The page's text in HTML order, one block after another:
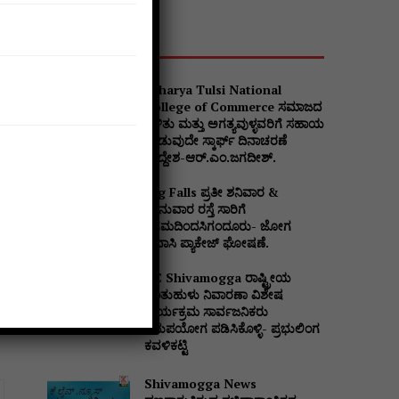
Acharya Tulsi National
College of Commerce ಸಮಾಜದ
ಒಳಿತು ಮತ್ತು ಅಗತ್ಯವುಳ್ಳವರಿಗೆ ಸಹಾಯ
ನೀಡುವುದೇ ಸ್ಕಾರ್ಫ್ ದಿನಾಚರಣೆ
ಉದ್ದೇಶ-ಆರ್.ಎಂ.ಜಗದೀಶ್.
Jog Falls ಪ್ರತೀ ಶನಿವಾರ &
ಭಾನುವಾರ ರಸ್ತೆ ಸಾರಿಗೆ
ನಿಗಮದಿಂದಸಿಗಂದೂರು- ಜೋಗ
ಪ್ರವಾಸಿ ಪ್ಯಾಕೇಜ್ ಘೋಷಣೆ.
DC Shivamogga ರಾಷ್ಟ್ರೀಯ
ಜಂತುಹುಳು ನಿವಾರಣಾ ವಿಶೇಷ
ಕಾರ್ಯಕ್ರಮ ಸಾರ್ವಜನಿಕರು
ಸದುಪಯೋಗ ಪಡಿಸಿಕೊಳ್ಳಿ- ಪ್ರಭುಲಿಂಗ
ಕವಳಿಕಟ್ಟಿ
Shivamogga News